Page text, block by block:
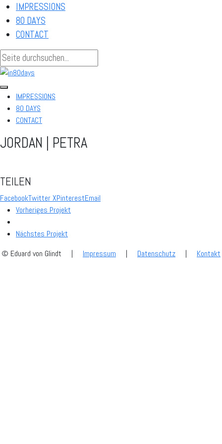
IMPRESSIONS
80 DAYS
CONTACT
IMPRESSIONS
80 DAYS
CONTACT
JORDAN | PETRA
TEILEN
FacebookTwitter XPinterestEmail
Vorheriges Projekt
Nächstes Projekt
© Eduard von Glindt
| Impressum | Datenschutz | Kontakt